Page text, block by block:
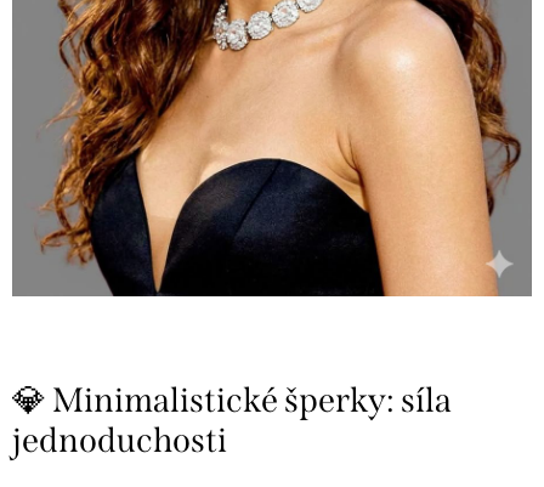
💎 Minimalistické šperky: síla
jednoduchosti